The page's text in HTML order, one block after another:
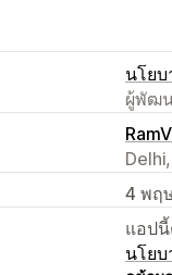
นโยบ
ผู้พัฒ
4 พฤ
แอป
นโยบ